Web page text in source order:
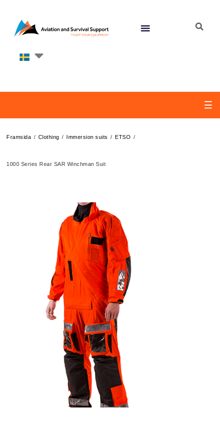
☰
Framsida / Clothing / Immersion suits / ETSO /
1000 Series Rear SAR Winchman Suit